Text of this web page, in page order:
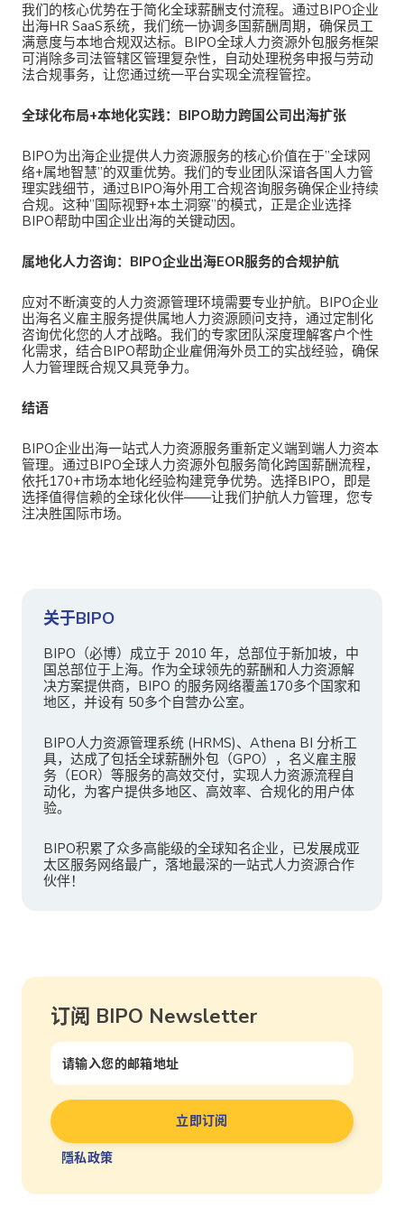
我们的核心优势在于简化全球薪酬支付流程。通过BIPO企业
出海HR SaaS系统，我们统一协调多国薪酬周期，确保员工
满意度与本地合规双达标。BIPO全球人力资源外包服务框架
可消除多司法管辖区管理复杂性，自动处理税务申报与劳动
法合规事务，让您通过统一平台实现全流程管控。
全球化布局+本地化实践：BIPO助力跨国公司出海扩张
BIPO为出海企业提供人力资源服务的核心价值在于”全球网
络+属地智慧”的双重优势。我们的专业团队深谙各国人力管
理实践细节，通过BIPO海外用工合规咨询服务确保企业持续
合规。这种”国际视野+本土洞察”的模式，正是企业选择
BIPO帮助中国企业出海的关键动因。
属地化人力咨询：BIPO企业出海EOR服务的合规护航
应对不断演变的人力资源管理环境需要专业护航。 BIPO企业
出海名义雇主服务提供属地人力资源顾问支持，通过定制化
咨询优化您的人才战略。我们的专家团队深度理解客户个性
化需求，结合BIPO帮助企业雇佣海外员工的实战经验，确保
人力管理既合规又具竞争力。
结语
BIPO企业出海一站式人力资源服务重新定义端到端人力资本
管理。通过BIPO全球人力资源外包服务简化跨国薪酬流程，
依托170+市场本地化经验构建竞争优势。选择BIPO，即是
选择值得信赖的全球化伙伴——让我们护航人力管理，您专
注决胜国际市场。
关于BIPO
BIPO（必博）成立于 2010 年，总部位于新加坡，中
国总部位于上海。作为全球领先的薪酬和人力资源解
决方案提供商，BIPO 的服务网络覆盖170多个国家和
地区，并设有 50多个自营办公室。
BIPO人力资源管理系统 (HRMS)、Athena BI 分析工
具，达成了包括全球薪酬外包（GPO），名义雇主服
务（EOR）等服务的高效交付，实现人力资源流程自
动化，为客户提供多地区、高效率、合规化的用户体
验。
BIPO积累了众多高能级的全球知名企业，已发展成亚
太区服务网络最广，落地最深的一站式人力资源合作
伙伴！
订阅 BIPO Newsletter
隱私政策